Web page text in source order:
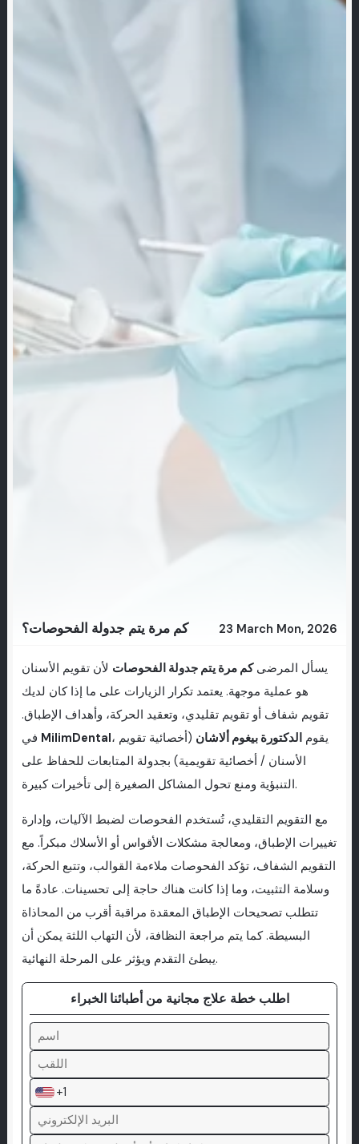
كم مرة يتم جدولة الفحوصات؟ 23 March Mon, 2026
يسأل المرضىكم مرة يتم جدولة الفحوصات لأن تقويم الأسنان
هو عملية موجهة. يعتمد تكرار الزيارات على ما إذا كان لديك
تقويم شفاف أو تقويم تقليدي، وتعقيد الحركة، وأهداف الإطباق.
MilimDental ، يقومالدكتورة بيغوم ألاشان (أخصائية تقويم
الأسنان / أخصائية تقويمية) بجدولة المتابعات للحفاظ على
التنبؤية ومنع تحول المشاكل الصغيرة إلى تأخيرات كبيرة.
مع التقويم التقليدي، تُستخدم الفحوصات لضبط الآليات، وإدارة
تغييرات الإطباق، ومعالجة مشكلات الأقواس أو الأسلاك مبكراً. مع
التقويم الشفاف، تؤكد الفحوصات ملاءمة القوالب، وتتبع الحركة،
وسلامة التثبيت، وما إذا كانت هناك حاجة إلى تحسينات. عادةً ما
تتطلب تصحيحات الإطباق المعقدة مراقبة أقرب من المحاذاة
البسيطة. كما يتم مراجعة النظافة، لأن التهاب اللثة يمكن أن
يبطئ التقدم ويؤثر على المرحلة النهائية.
اطلب خطة علاج مجانية من أطبائنا الخبراء
+1